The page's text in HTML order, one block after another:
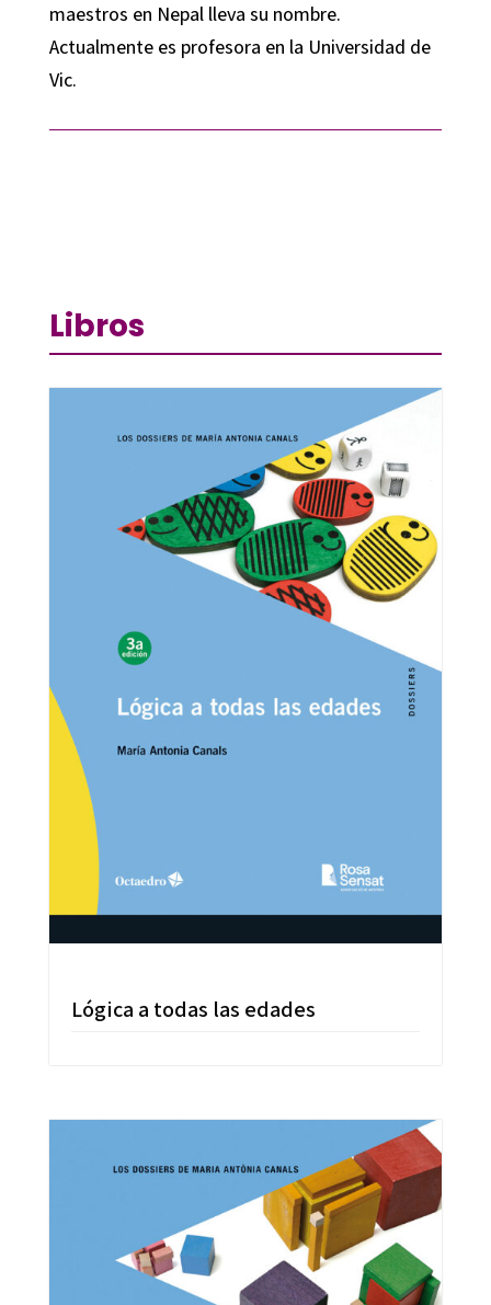
maestros en Nepal lleva su nombre.
Actualmente es profesora en la Universidad de
Vic.
Libros
Lógica a todas las edades